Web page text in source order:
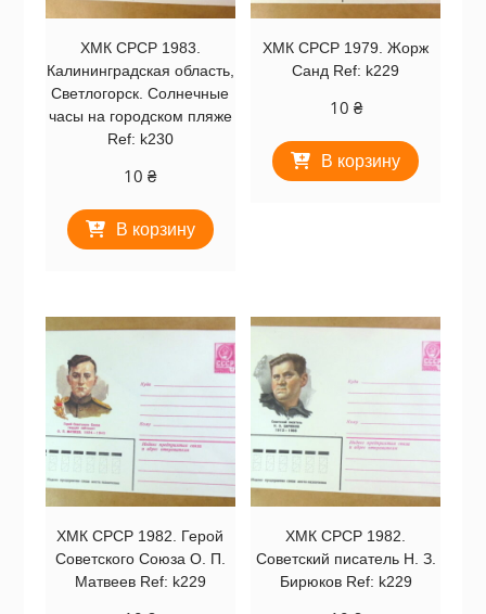
ХМК СРСР 1983.
Калининградская область,
Светлогорск. Солнечные
часы на городском пляже
Ref: k230
10₴
В корзину
ХМК СРСР 1979. Жорж
Санд Ref: k229
10 ₴
В корзину
ХМК СРСР 1982. Герой
Советского Союза О. П.
Матвеев Ref: k229
ХМК СРСР 1982.
Советский писатель Н. З.
Бирюков Ref: k229